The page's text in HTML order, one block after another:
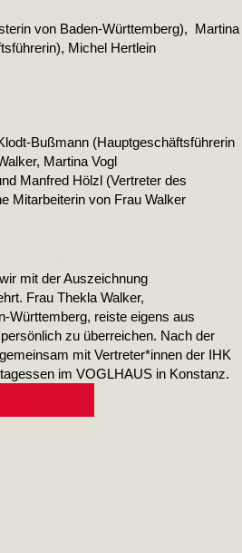
von Baden-Württemberg), Martina
Michel Hertlein
Bußmann (Hauptgeschäftsführerin
Martina Vogl
Manfred Hölzl (Vertreter des
Mitarbeiterin von Frau Walker
mit der Auszeichnung
Frau Thekla Walker,
Württemberg, reiste eigens aus
zu überreichen. Nach der
mit Vertreter*innen der IHK
im VOGLHAUS in Konstanz.